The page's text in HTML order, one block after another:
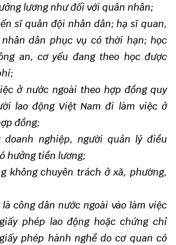
lương như đối với quân nhân;
sĩ quân đội nhân dân; hạ sĩ quan,
dân phục vụ có thời hạn; học
an, cơ yếu đang theo học được
ở nước ngoài theo hợp đồng quy
lao động Việt Nam đi làm việc ở
đồng;
doanh nghiệp, người quản lý điều
hưởng tiền lương;
không chuyên trách ở xã, phường,
công dân nước ngoài vào làm việc
phép lao động hoặc chứng chỉ
phép hành nghề do cơ quan có